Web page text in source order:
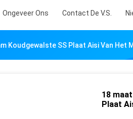
Ongeveer Ons Contact De V.S.
Koudgewalste SS Plaat Aisi Van Het
18
Plaat